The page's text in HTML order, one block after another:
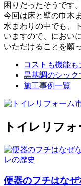
困りだったそうです。
今回は床と壁の巾木
水まわりの中でも、
いますので、におい
いただけることを願
コストも機能
黒基調のシック
施工事例一覧
トイレリフ
便器のフチはな